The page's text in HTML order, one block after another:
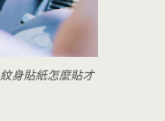
身貼紙怎麼貼才